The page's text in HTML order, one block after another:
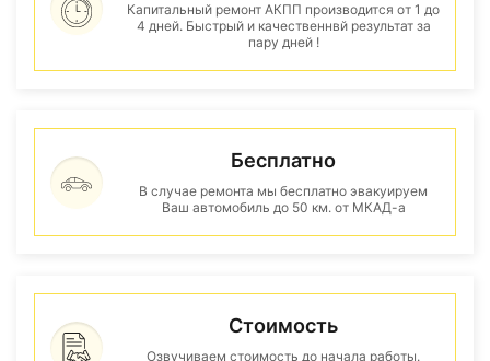
Капитальный ремонт АКПП производится от 1 до
4 дней. Быстрый и качественнвй результат за
пару дней !
Бесплатно
В случае ремонта мы бесплатно эвакуируем
Ваш автомобиль до 50 км. от МКАД-а
Стоимость
Озвучиваем стоимость до начала работы.